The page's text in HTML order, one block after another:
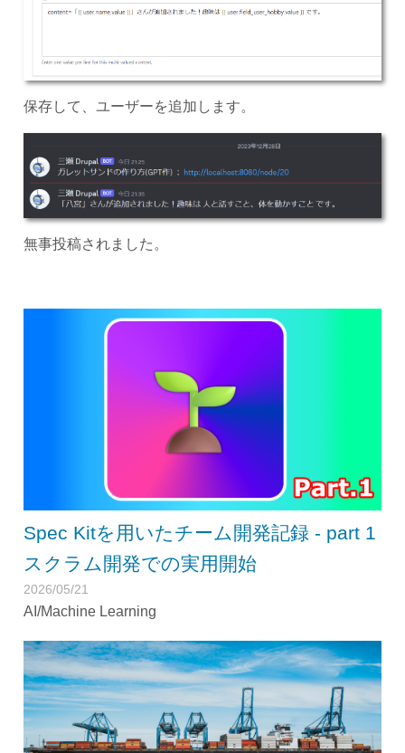
保存して、ユーザーを追加します。
無事投稿されました。
Spec Kitを用いたチーム開発記録 - part 1
スクラム開発での実用開始
2026/05/21
AI/Machine Learning